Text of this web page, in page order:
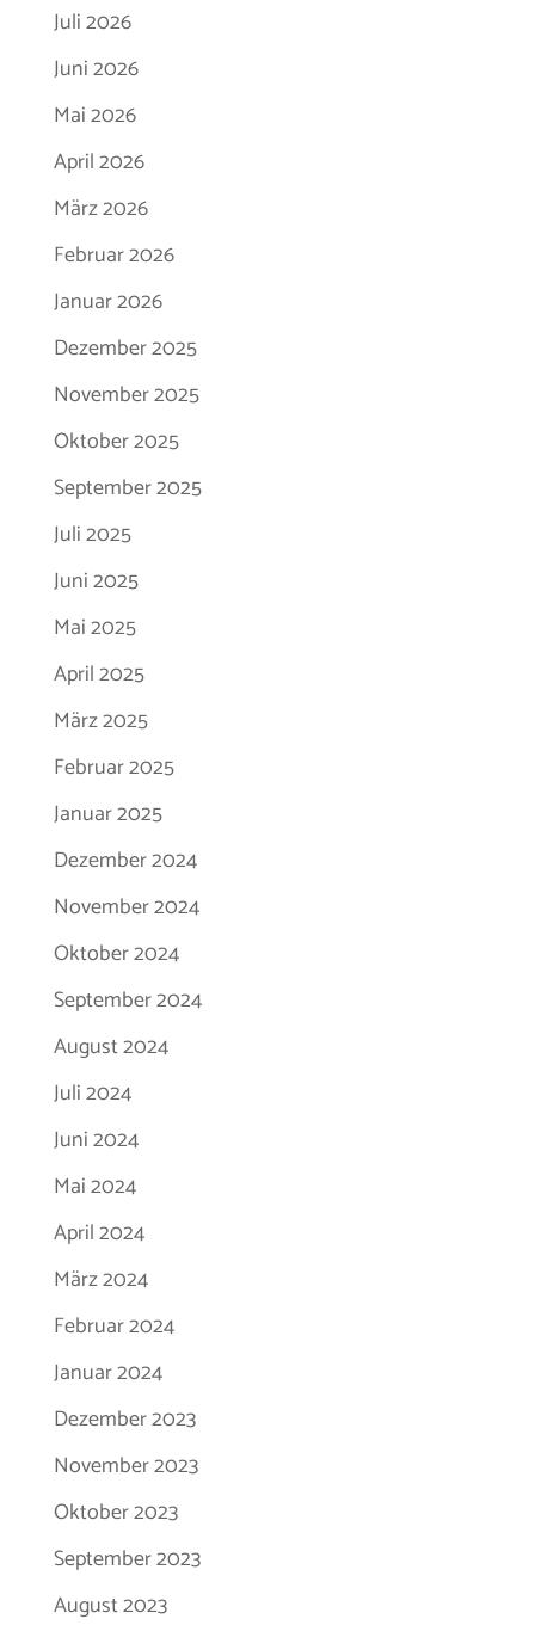
Juli 2026
Juni 2026
Mai 2026
April 2026
März 2026
Februar 2026
Januar 2026
Dezember 2025
November 2025
Oktober 2025
September 2025
Juli 2025
Juni 2025
Mai 2025
April 2025
März 2025
Februar 2025
Januar 2025
Dezember 2024
November 2024
Oktober 2024
September 2024
August 2024
Juli 2024
Juni 2024
Mai 2024
April 2024
März 2024
Februar 2024
Januar 2024
Dezember 2023
November 2023
Oktober 2023
September 2023
August 2023